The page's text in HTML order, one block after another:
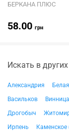
БЕРКАНА ПЛЮС
58.00 грн
Искать в
Александрия
Васильков
Винница
Дрогобыч
Ирпень